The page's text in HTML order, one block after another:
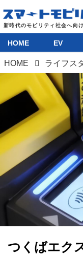
HOME EV
HOME ライフス
つくばエク